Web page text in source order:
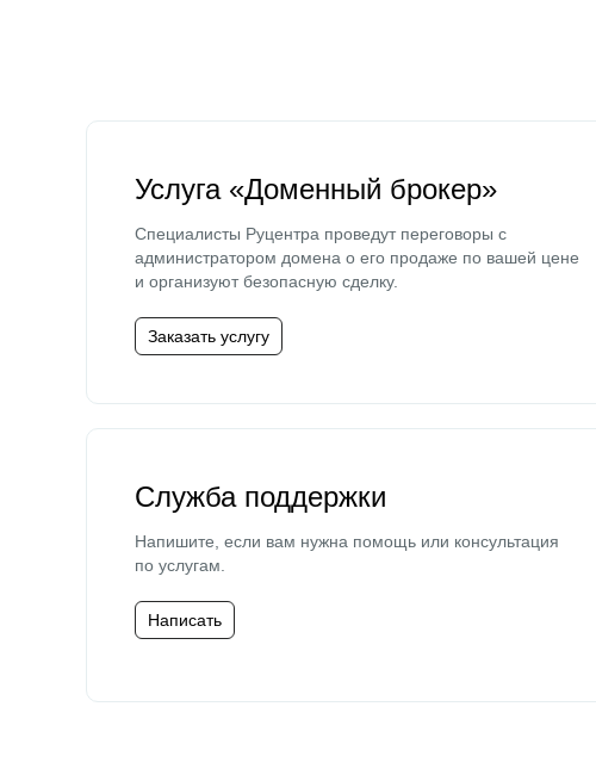
Услуга «Доменный брокер»
Специалисты Руцентра проведут переговоры с
администратором домена о его продаже по вашей цене
и организуют безопасную сделку.
Заказать услугу
Служба поддержки
Напишите, если вам нужна помощь или консультация
по услугам.
Написать